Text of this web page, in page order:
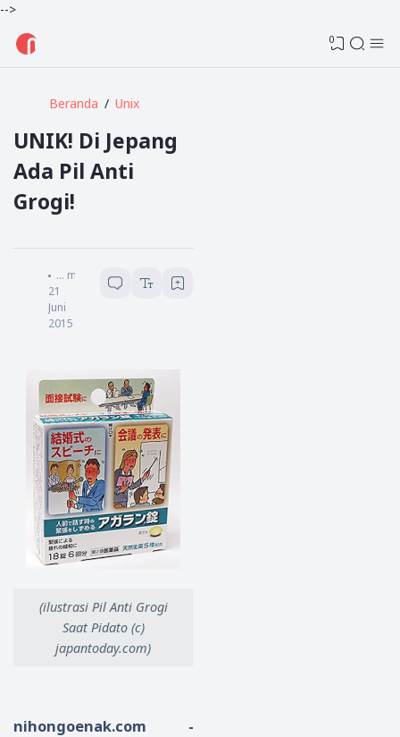
-->
0
Beranda Unix
UNIK! Di Jepang
Ada Pil Anti
Grogi!
Admin
... menit baca
21
Juni
2015
(ilustrasi Pil Anti Grogi
Saat Pidato (c)
japantoday.com)
nihongoenak.com -